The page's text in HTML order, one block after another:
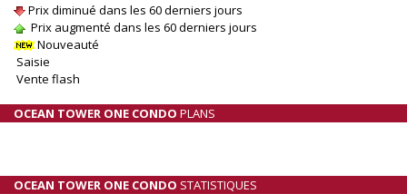
Prix diminué dans les 60 derniers jours
Prix augmenté dans les 60 derniers jours
Nouveauté
Saisie
Vente flash
OCEAN TOWER ONE CONDO PLANS
OCEAN TOWER ONE CONDO STATISTIQUES